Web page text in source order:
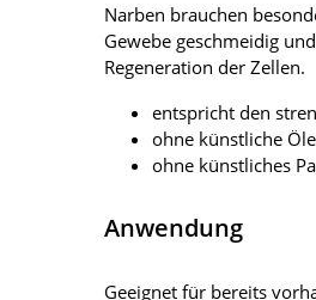
Narben brauchen
Gewebe geschmeidig
Regeneration der Zellen.
entspricht den
ohne künstliche
ohne künstliches
Anwendung
Geeignet für bereits